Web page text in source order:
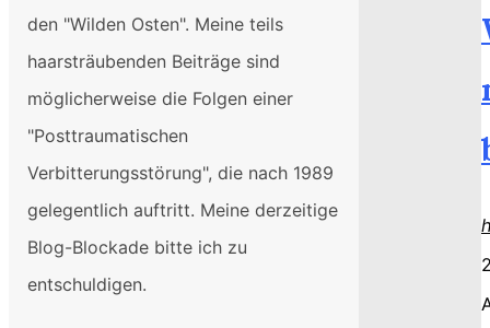
den "Wilden Osten". Meine teils
haarsträubenden Beiträge sind
möglicherweise die Folgen einer
"Posttraumatischen
Verbitterungsstörung", die nach 1989
gelegentlich auftritt. Meine derzeitige
Blog-Blockade bitte ich zu
entschuldigen.